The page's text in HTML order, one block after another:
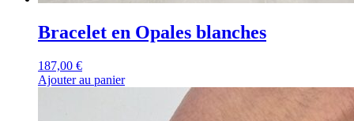
Bracelet en Opales blanches
187,00 €
Ajouter au panier